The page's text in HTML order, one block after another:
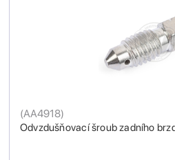
Odvzdušňovací šroub zadního
(AA4918)